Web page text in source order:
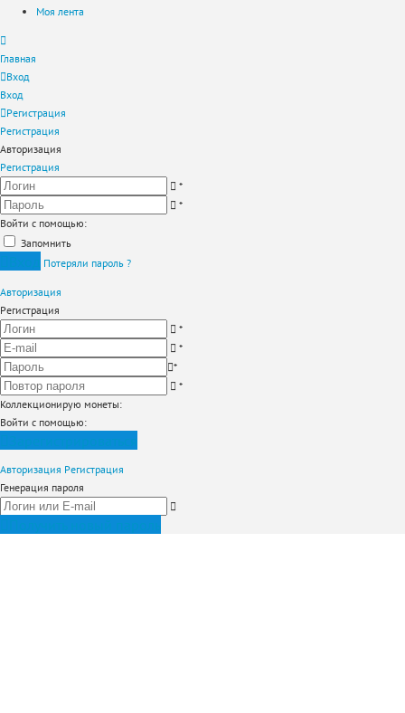
Моя лента
Главная
Вход
Вход
Регистрация
Регистрация
Авторизация
Регистрация
*
*
Войти с помощью:
Запомнить
Потеряли пароль ?
Авторизация
Регистрация
*
*
*
*
Коллекционирую монеты:
Войти с помощью:
Авторизация Регистрация
Генерация пароля